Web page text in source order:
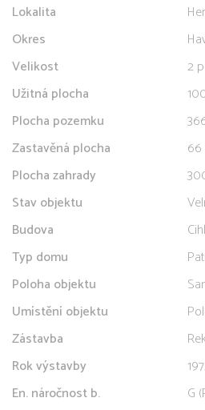
Lokalita
Okres
Velikost
2
Užitná plocha
Plocha pozemku
Zastavěná plocha
66
Plocha zahrady
Stav objektu
Budova
Typ domu
Poloha objektu
Umístění objektu
Zástavba
Rok výstavby
En. náročnost b.
G